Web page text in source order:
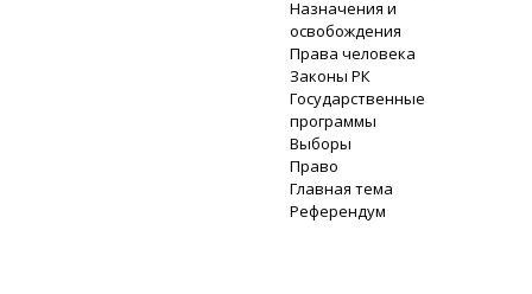
Назначения и
освобождения
Права человека
Законы РК
Государственные
программы
Выборы
Право
Главная тема
Референдум